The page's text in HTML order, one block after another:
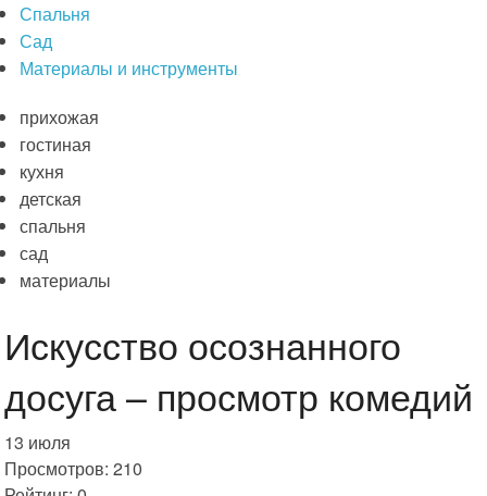
Спальня
Сад
Материалы и инструменты
прихожая
гостиная
кухня
детская
спальня
сад
материалы
Искусство осознанного
досуга – просмотр комедий
13 июля
Просмотров: 210